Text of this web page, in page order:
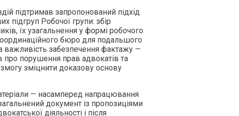
підтримав запропонований підхід
підгруп Робочої групи: збір
їх узагальнення у формі робочого
бюро для подальшого
забезпечення фактажу —
про порушення прав адвокатів та
змогу зміцнити доказову основу
— насамперед напрацювання
документ із пропозиціями
діяльності і після